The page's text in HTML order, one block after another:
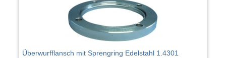
Überwurfflansch mit Sprengring Edelstahl 1.4301